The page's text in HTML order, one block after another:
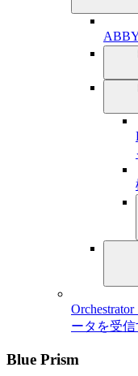
ータを受信
Blue Prism